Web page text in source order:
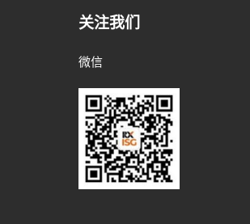
关注我们
微信